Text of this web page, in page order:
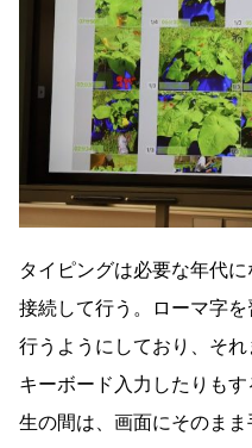
タイピングは必要な年代
接続して行う。ローマ字
行うようにしており、そ
キーボード入力したりも
生の間は、画面にそのま